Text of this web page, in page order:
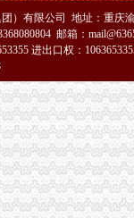
届国际红叶节圆满举办
司场主体
境
成效
年文明号”免费注册公司检
民专业合作社健康发展
农民增收
）有限公司 地址：重庆
邮箱：
进出口权：